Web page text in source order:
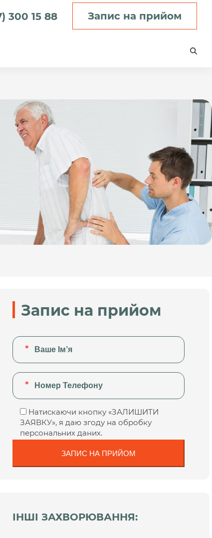
300 15 88 Запис на прийом
Запис на прийом
Натискаючи кнопку «ЗАЛИШИТИ
ЗАЯВКУ», я даю згоду на обробку
персональних даних.
ІНШІ ЗАХВОРЮВАННЯ: